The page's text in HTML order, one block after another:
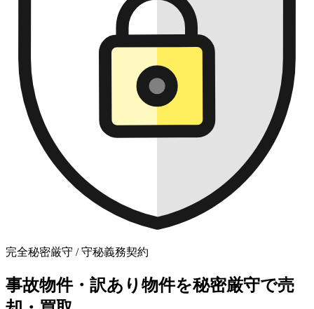
完全秘密厳守 / 守秘義務契約
事故物件・訳あり物件を秘密厳守で売